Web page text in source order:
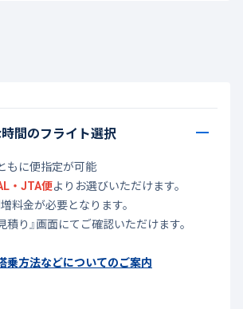
間のフライト選択
もに便指定が可能
・JTA便よりお選びいただけます。
料金が必要となります。
り』画面にてご確認いただけます。
乗方法などについてのご案内